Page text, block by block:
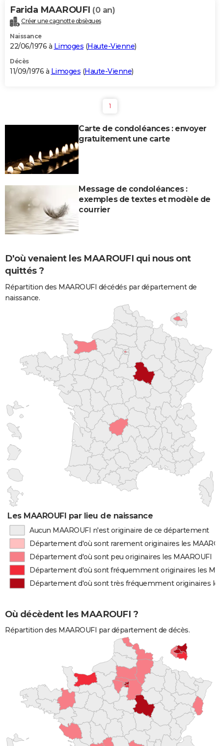
Farida MAAROUFI (0 an)
Créer une cagnotte obsèques
Naissance
22/06/1976 à Limoges (Haute-Vienne)
Décès
11/09/1976 à Limoges (Haute-Vienne)
1
Carte de condoléances : envoyer
gratuitement une carte
Message de condoléances :
exemples de textes et modèle de
courrier
D'où venaient les MAAROUFI qui nous ont
quittés ?
Répartition des MAAROUFI décédés par département de
naissance.
Les MAAROUFI par lieu de naissance
Aucun MAAROUFI n'est originaire de ce département
Département d'où sont rarement originaires les
Département d'où sont peu originaires les MAAROUFI
Département d'où sont fréquemment originaires les
Département d'où sont très fréquemment originaires
Où décèdent les MAAROUFI ?
Répartition des MAAROUFI par département de décès.